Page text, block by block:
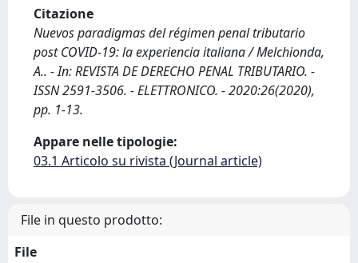
Citazione
Nuevos paradigmas del régimen penal tributario
post COVID-19: la experiencia italiana / Melchionda,
A.. - In: REVISTA DE DERECHO PENAL TRIBUTARIO. -
ISSN 2591-3506. - ELETTRONICO. - 2020:26(2020),
pp. 1-13.
Appare nelle tipologie:
03.1 Articolo su rivista (Journal article)
File in questo prodotto:
File